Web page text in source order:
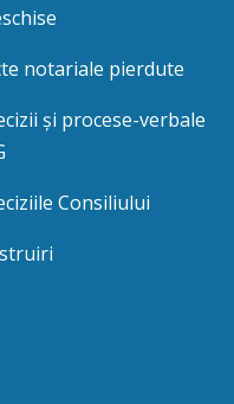
notariale pierdute
și procese-verbale
Consiliului